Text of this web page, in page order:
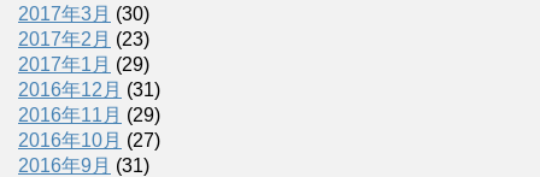
2017年3月 (30)
2017年2月 (23)
2017年1月 (29)
2016年12月 (31)
2016年11月 (29)
2016年10月 (27)
2016年9月 (31)